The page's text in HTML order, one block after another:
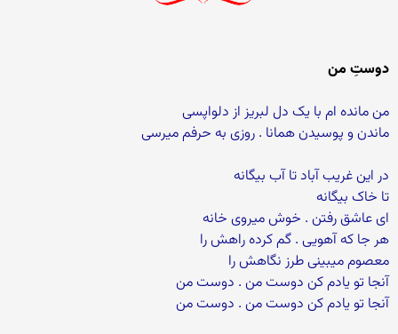
دوستِ من
من مانده ام با یک دل لبریز از دلواپسی
ماندن و پوسیدن همانا . روزی به حرفم میرسی
در این غریب آباد تا آب بیگانه
تا خاک بیگانه
ای عاشق رفتن . خوش میروی خانه
هر جا که آهویی . گم کرده راهش را
معصوم میبینی طرز نگاهش را
آنجا تو یادم کن دوست من . دوست من
آنجا تو یادم کن دوست من . دوست من